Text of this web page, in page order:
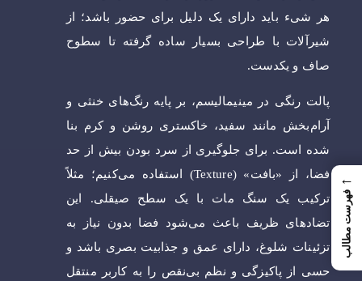
هر شیء باید دارای یک دلیل برای حضور باشد؛ از
شیرآلات با طراحی بسیار ساده گرفته تا سطوح
صاف و یکدست.
پالت رنگی در مینیمالیسم، بر پایه رنگ‌های خنثی و
آرام‌بخش مانند سفید، خاکستری روشن و کرم بنا
شده است. برای جلوگیری از سرد بودن بیش از حد
فضا، از «بافت» (Texture) استفاده می‌کنیم؛ مثلاً
ترکیب یک سنگ مات با یک سطح صیقلی. این
تضادهای ظریف باعث می‌شود فضا بدون نیاز به
تزئینات شلوغ، دارای عمق و جذابیت بصری باشد و
حسی از پاکیزگی و نظم بی‌نقص را به کاربر منتقل
←
فهرست مطالب